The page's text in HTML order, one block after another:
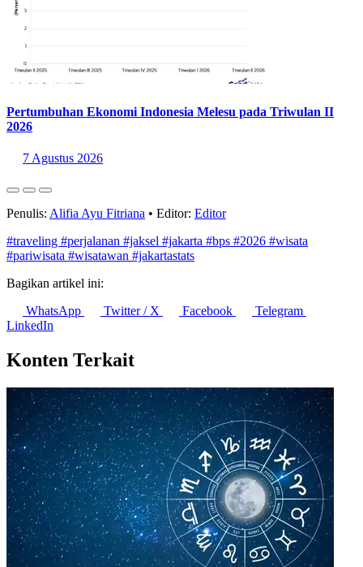
Pertumbuhan Ekonomi Indonesia Melesu pada Triwulan II
2026
7 Agustus 2026
Penulis: Alifia Ayu Fitriana • Editor: Editor
#traveling #perjalanan #jaksel #jakarta #bps #2026 #wisata
#pariwisata #wisatawan #jakartastats
Bagikan artikel ini:
WhatsApp
Twitter / X Facebook
Telegram
LinkedIn
Konten Terkait